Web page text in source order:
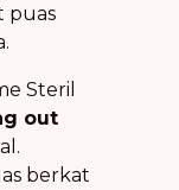
puas
Steril
out
berkat